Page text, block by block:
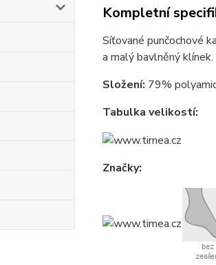
Kompletní
Síťované punčochové
a malý bavlněný klínek.
Složení: 79%
Tabulka velikostí:
Značky: